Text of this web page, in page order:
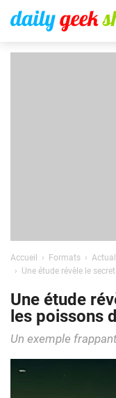
Accueil Formats
Une étude révèle le
Une étude
les poissons
Un exemple